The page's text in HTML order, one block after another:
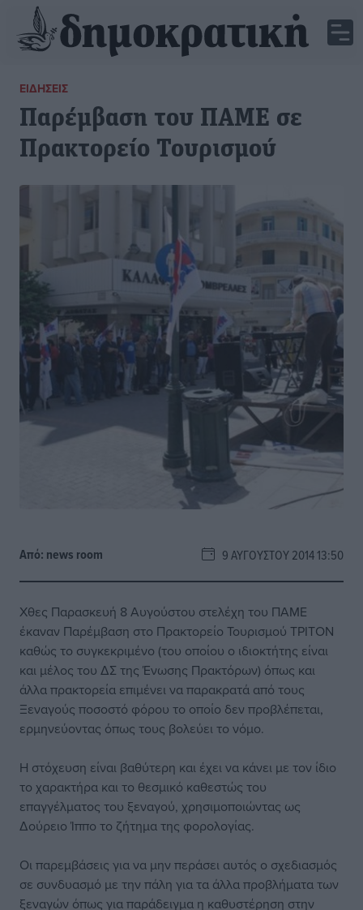
ΕΙΔΉΣΕΙΣ
Παρέμβαση του ΠΑΜΕ σε
Πρακτορείο Τουρισμού
Από: news room 9 ΑΥΓΟΎΣΤΟΥ 2014 13:50
Χθες Παρασκευή 8 Αυγούστου στελέχη του ΠΑΜΕ
έκαναν Παρέμβαση στο Πρακτορείο Τουρισμού ΤΡΙΤΟΝ
καθώς το συγκεκριμένο (του οποίου ο ιδιοκτήτης είναι
και μέλος του ΔΣ της Ένωσης Πρακτόρων) όπως και
άλλα πρακτορεία επιμένει να παρακρατά από τους
Ξεναγούς ποσοστό φόρου το οποίο δεν προβλέπεται,
ερμηνεύοντας όπως τους βολεύει το νόμο.
Η στόχευση είναι βαθύτερη και έχει να κάνει με τον ίδιο
το χαρακτήρα και το θεσμικό καθεστώς του
επαγγέλματος του ξεναγού, χρησιμοποιώντας ως
Δούρειο Ίππο το ζήτημα της φορολογίας.
Οι παρεμβάσεις για να μην περάσει αυτός ο σχεδιασμός
σε συνδυασμό με την πάλη για τα άλλα προβλήματα των
ξεναγών όπως για παράδειγμα η καθυστέρηση στην